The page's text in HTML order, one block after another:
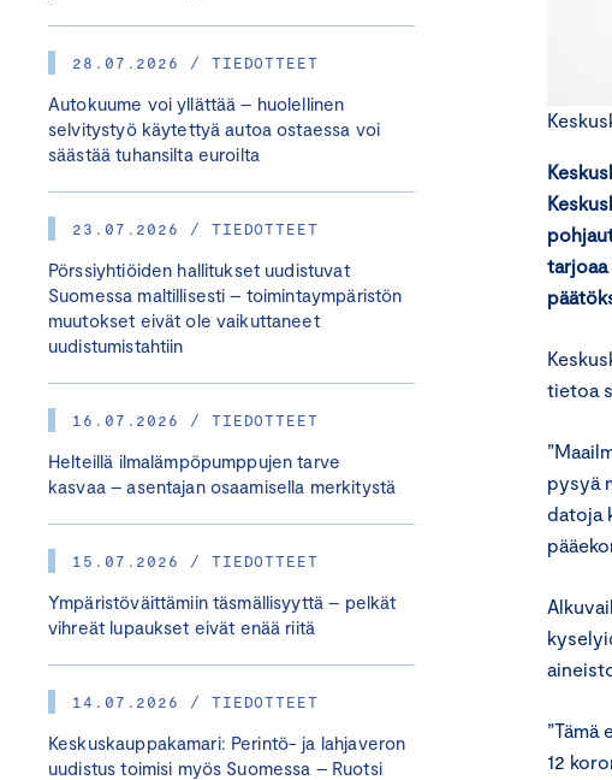
28.07.2026 / TIEDOTTEET
Autokuume voi yllättää – huolellinen
selvitystyö käytettyä autoa ostaessa voi
säästää tuhansilta euroilta
23.07.2026 / TIEDOTTEET
Pörssiyhtiöiden hallitukset uudistuvat
Suomessa maltillisesti – toimintaympäristön
muutokset eivät ole vaikuttaneet
uudistumistahtiin
16.07.2026 / TIEDOTTEET
Helteillä ilmalämpöpumppujen tarve
kasvaa – asentajan osaamisella merkitystä
15.07.2026 / TIEDOTTEET
Ympäristöväittämiin täsmällisyyttä – pelkät
vihreät lupaukset eivät enää riitä
14.07.2026 / TIEDOTTEET
Keskuskauppakamari: Perintö- ja lahjaveron
uudistus toimisi myös Suomessa – Ruotsi
tietoa
pysyä
datoja
12